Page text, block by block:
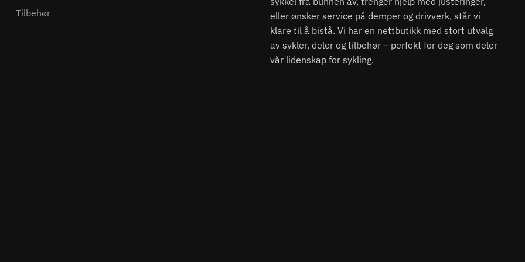
Tilbehør
eller ønsker service på demper og drivverk, står vi
klare til å bistå. Vi har en nettbutikk med stort utvalg
av sykler, deler og tilbehør – perfekt for deg som deler
vår lidenskap for sykling.